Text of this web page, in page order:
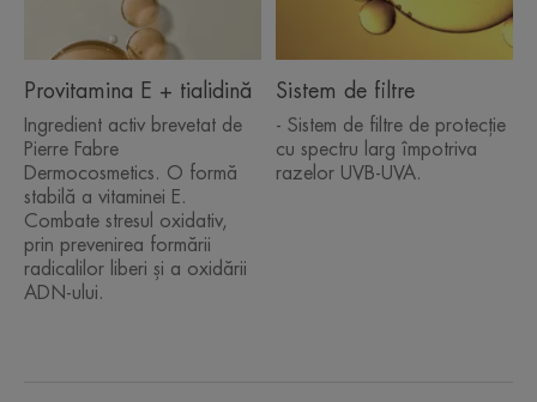
Provitamina E + tialidină
Ingredient activ brevetat de
Pierre Fabre
Dermocosmetics. O formă
stabilă a vitaminei E.
Combate stresul oxidativ,
prin prevenirea formării
radicalilor liberi și a oxidării
ADN-ului.
Sistem de filtre
- Sistem de filtre de protecție
cu spectru larg împotriva
razelor UVB-UVA.